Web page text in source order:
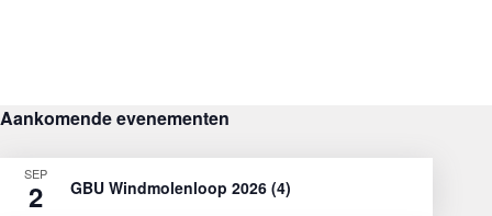
Aankomende evenementen
SEP
2 GBU Windmolenloop 2026 (4)